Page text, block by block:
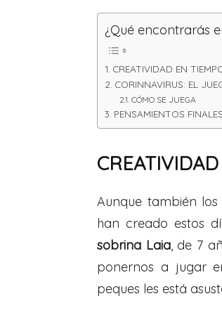
¿Qué encontrarás
CREATIVIDAD EN
CORINNAVIRUS: EL
CÓMO SE JUEGA
PENSAMIENTOS FINALES
Aunque también
han creado estos
sobrina Laia, de 7
ponernos a jugar
peques les está